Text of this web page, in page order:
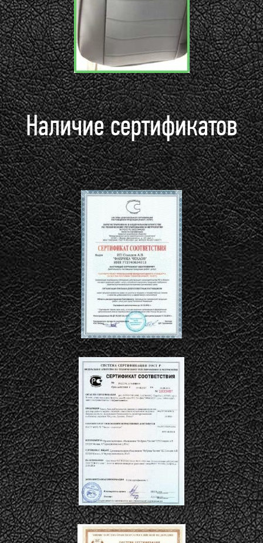
Наличие сертификатов